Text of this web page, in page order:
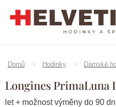
Domů Hodinky Dámské
Longines PrimaLuna
let + možnost výměny do 90